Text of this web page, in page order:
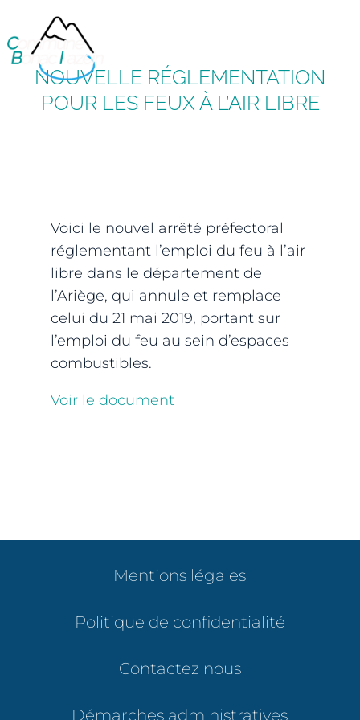
NOUVELLE RÉGLEMENTATION
POUR LES FEUX À L’AIR LIBRE
Voici le nouvel arrêté préfectoral
réglementant l’emploi du feu à l’air
libre dans le département de
l’Ariège, qui annule et remplace
celui du 21 mai 2019, portant sur
l’emploi du feu au sein d’espaces
combustibles.
Voir le document
Mentions légales
Politique de confidentialité
Contactez nous
Démarches administratives